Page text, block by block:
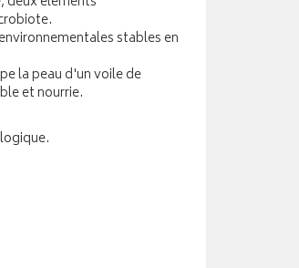
stables en
la peau d'un voile de
et nourrie.